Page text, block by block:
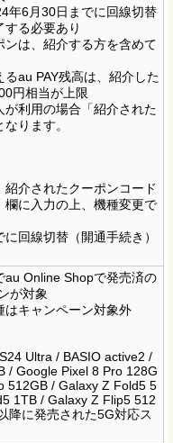
年6月30日までに回線切替
する必要あり
は、紹介する方を含めて
au PAY残高は、紹介した
円相当が上限
利用の場合「紹介された
ります。
介されたクーポンコード
欄に入力の上、機種変更で
回線切替（開通手続き）
au Online Shopで発売済の
が対象
キャンペーン対象外
Ultra / BASIO active2 /
/ Google Pixel 8 Pro 128G
512GB / Galaxy Z Fold5 5
1TB / Galaxy Z Flip5 512
降に発売された5G対応ス